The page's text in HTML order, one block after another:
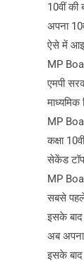
10वीं की
अपना
ऐसे में
MP
एमपी
MP
कक्षा
सेकेंड
MP
सबसे
इसके
अब
इसके बाद